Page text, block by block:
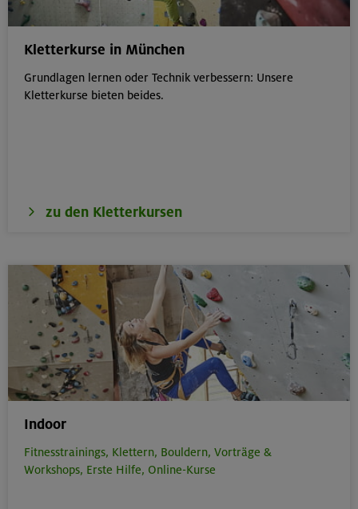
Kletterkurse in München
Grundlagen lernen oder Technik verbessern: Unsere
Kletterkurse bieten beides.
zu den Kletterkursen
Indoor
Fitnesstrainings, Klettern, Bouldern, Vorträge &
Workshops, Erste Hilfe, Online-Kurse